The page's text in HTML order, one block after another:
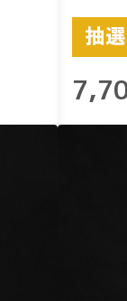
ゥル